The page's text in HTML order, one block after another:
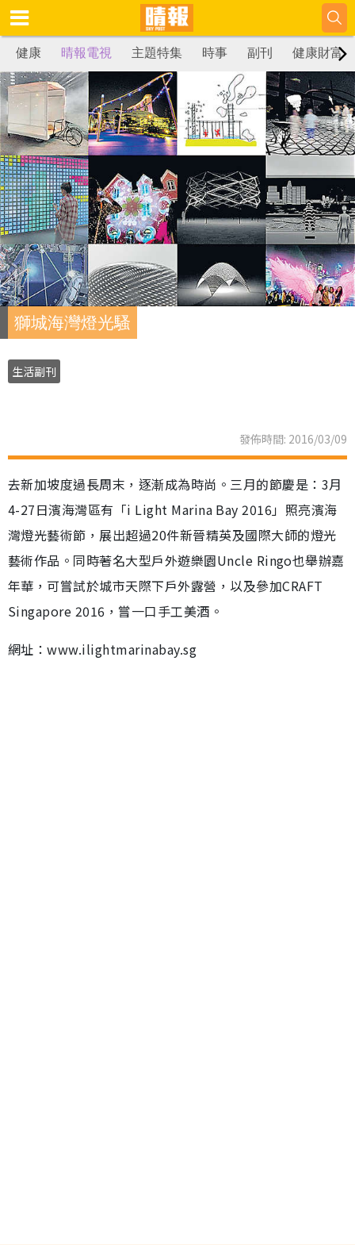
健康 晴報電視 主題特集 時事 副刊 健康財富
獅城海灣燈光騷
生活副刊
發佈時間: 2016/03/09
去新加坡度過長周末，逐漸成為時尚。三月的節慶是：3月
4-27日濱海灣區有「i Light Marina Bay 2016」照亮濱海
灣燈光藝術節，展出超過20件新晉精英及國際大師的燈光
藝術作品。同時著名大型戶外遊樂園Uncle Ringo也舉辦嘉
年華，可嘗試於城市天際下戶外露營，以及參加CRAFT
Singapore 2016，嘗一口手工美酒。
網址：www.ilightmarinabay.sg